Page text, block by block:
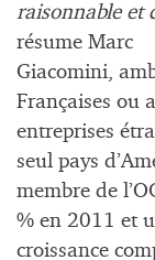
raisonnable et
résume Marc
Giacomini,
Françaises ou
entreprises
seul pays
membre de
% en 2011 et
croissance